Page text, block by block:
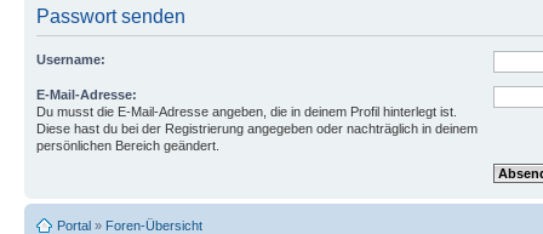
Passwort senden
Username:
E-Mail-Adresse:
Du musst die E-Mail-Adresse angeben, die in deinem Profil hinterlegt ist.
Diese hast du bei der Registrierung angegeben oder nachträglich in deinem
persönlichen Bereich geändert.
Portal » Foren-Übersicht